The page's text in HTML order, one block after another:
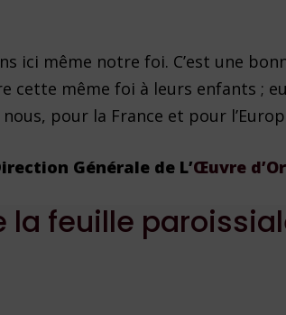
ici même notre foi. C’est une
cette même foi à leurs enfants ;
pour la France et pour
Générale de L’Œuvre
feuille